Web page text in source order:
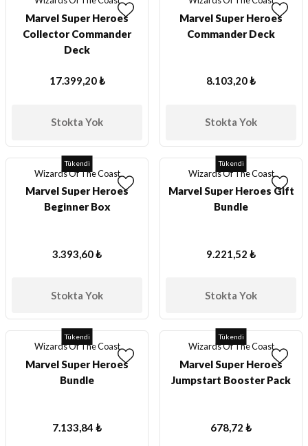
Marvel Super Heroes
Collector Commander
Deck
17.399,20 ₺
Stokta Yok
Marvel Super Heroes
Commander Deck
8.103,20 ₺
Stokta Yok
Tükendi
Wizards Of The Coast
Marvel Super Heroes
Beginner Box
3.393,60 ₺
Stokta Yok
Tükendi
Wizards Of The Coast
Marvel Super Heroes Gift
Bundle
9.221,52 ₺
Stokta Yok
Tükendi
Wizards Of The Coast
Marvel Super Heroes
Bundle
7.133,84 ₺
Tükendi
Wizards Of The Coast
Marvel Super Heroes
Jumpstart Booster Pack
678,72 ₺